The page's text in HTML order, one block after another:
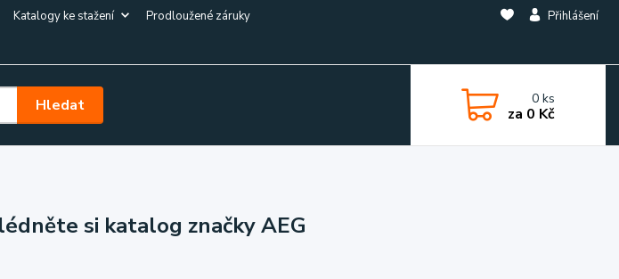
Katalogy ke stažení
Prodloužené záruky
Přihlášení
Hledat 0 ks
za 0 Kč
si katalog značky AEG